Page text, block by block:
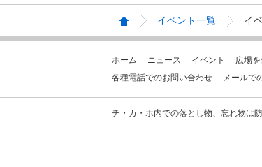
イベント一覧 イ
ホーム ニュース イベント 広場
各種電話でのお問い合わせ
メールで
チ・カ・ホ内での落とし物、忘れ物は